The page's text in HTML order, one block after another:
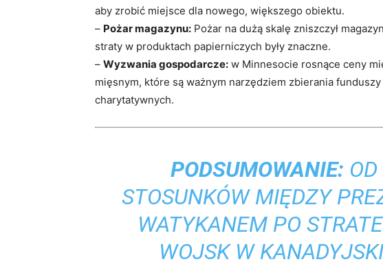
aby zrobić miejsce dla nowego, większego obiektu.
– Pożar magazynu: Pożar na dużą skalę zniszczył
straty w produktach papierniczych były znaczne.
– Wyzwania gospodarcze: w Minnesocie rosnące ceny
mięsnym, które są ważnym narzędziem zbierania
charytatywnych.
PODSUMOWANIE:
STOSUNKÓW MIĘDZY
WATYKANEM PO
WOJSK W